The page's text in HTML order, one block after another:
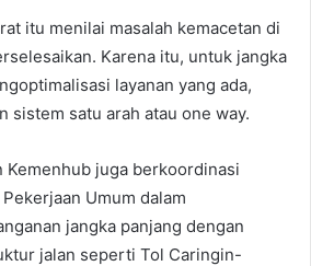
itu menilai masalah kemacetan di
Karena itu, untuk jangka
layanan yang ada,
sistem satu arah atau one way.
Kemenhub juga berkoordinasi
Umum dalam
jangka panjang dengan
jalan seperti Tol Caringin-